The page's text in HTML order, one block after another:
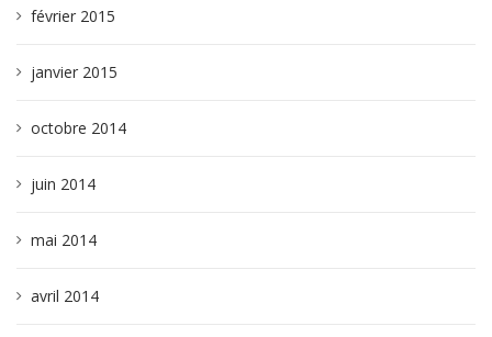
février 2015
janvier 2015
octobre 2014
juin 2014
mai 2014
avril 2014